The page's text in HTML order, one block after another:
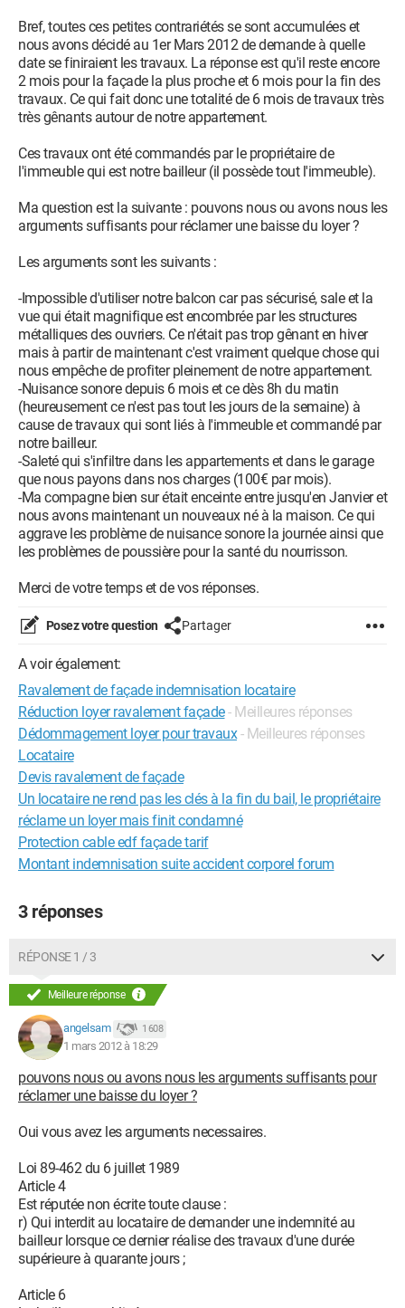
Bref, toutes ces petites contrariétés se sont accumulées et
nous avons décidé au 1er Mars 2012 de demande à quelle
date se finiraient les travaux. La réponse est qu'il reste encore
2 mois pour la façade la plus proche et 6 mois pour la fin des
travaux. Ce qui fait donc une totalité de 6 mois de travaux très
très gênants autour de notre appartement.
Ces travaux ont été commandés par le propriétaire de
l'immeuble qui est notre bailleur (il possède tout l'immeuble).
Ma question est la suivante : pouvons nous ou avons nous les
arguments suffisants pour réclamer une baisse du loyer ?
Les arguments sont les suivants :
-Impossible d'utiliser notre balcon car pas sécurisé, sale et la
vue qui était magnifique est encombrée par les structures
métalliques des ouvriers. Ce n'était pas trop gênant en hiver
mais à partir de maintenant c'est vraiment quelque chose qui
nous empêche de profiter pleinement de notre appartement.
-Nuisance sonore depuis 6 mois et ce dès 8h du matin
(heureusement ce n'est pas tout les jours de la semaine) à
cause de travaux qui sont liés à l'immeuble et commandé par
notre bailleur.
-Saleté qui s'infiltre dans les appartements et dans le garage
que nous payons dans nos charges (100€ par mois).
-Ma compagne bien sur était enceinte entre jusqu'en Janvier et
nous avons maintenant un nouveaux né à la maison. Ce qui
aggrave les problème de nuisance sonore la journée ainsi que
les problèmes de poussière pour la santé du nourrisson.
Merci de votre temps et de vos réponses.
Posez votre question Partager
A voir également:
Ravalement de façade indemnisation locataire
Réduction loyer ravalement façade- Meilleures réponses
Dédommagement loyer pour travaux - Meilleures réponses
Locataire
Devis ravalement de façade
Un locataire ne rend pas les clés à la fin du bail, le propriétaire
réclame un loyer mais finit condamné
Protection cable edf façade tarif
Montant indemnisation suite accident corporel forum
3 réponses
RÉPONSE 1 / 3
Meilleure réponse
angelsam 1 608
1 mars 2012 à 18:29
pouvons nous ou avons nous les arguments suffisants pour
réclamer une baisse du loyer ?
Oui vous avez les arguments necessaires.
Loi 89-462 du 6 juillet 1989
Article 4
Est réputée non écrite toute clause :
r) Qui interdit au locataire de demander une indemnité au
bailleur lorsque ce dernier réalise des travaux d'une durée
supérieure à quarante jours ;
Article 6